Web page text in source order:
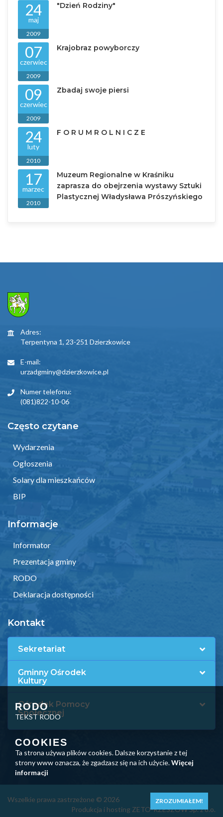
24
maj
2009
"Dzień Rodziny"
07
czerwiec
2009
Krajobraz powyborczy
09
czerwiec
2009
Zbadaj swoje piersi
24
luty
2010
F O R U M R O L N I C Z E
17
marzec
2010
Muzeum Regionalne w Kraśniku
zaprasza do obejrzenia wystawy Sztuki
Plastycznej Władysława Prószyńskiego
Adres:
Terpentyna 1, 23-251 Dzierzkowice
E-mail:
urzadgminy@dzierzkowice.pl
Numer telefonu:
(081)822-10-06
Często czytane
Wydarzenia
Ogłoszenia
Solary dla mieszkańców
BIP
Informacje
Informator
Prezentacja gminy
RODO
Deklaracja dostępności
Kontakt
Sekretariat
Gminny Ośrodek
Kultury
Ośrodek Pomocy
Społecznej
Wszelkie prawa zastrzeżone © 2026
Produkcja i hosting ZETO-RZESZÓW Sp. z o.o.
RODO
TEKST RODO
COOKIES
Ta strona używa plików cookies. Dalsze korzystanie z tej
strony www oznacza, że zgadzasz się na ich użycie.Więcej
informacji
ZROZUMIAŁEM!